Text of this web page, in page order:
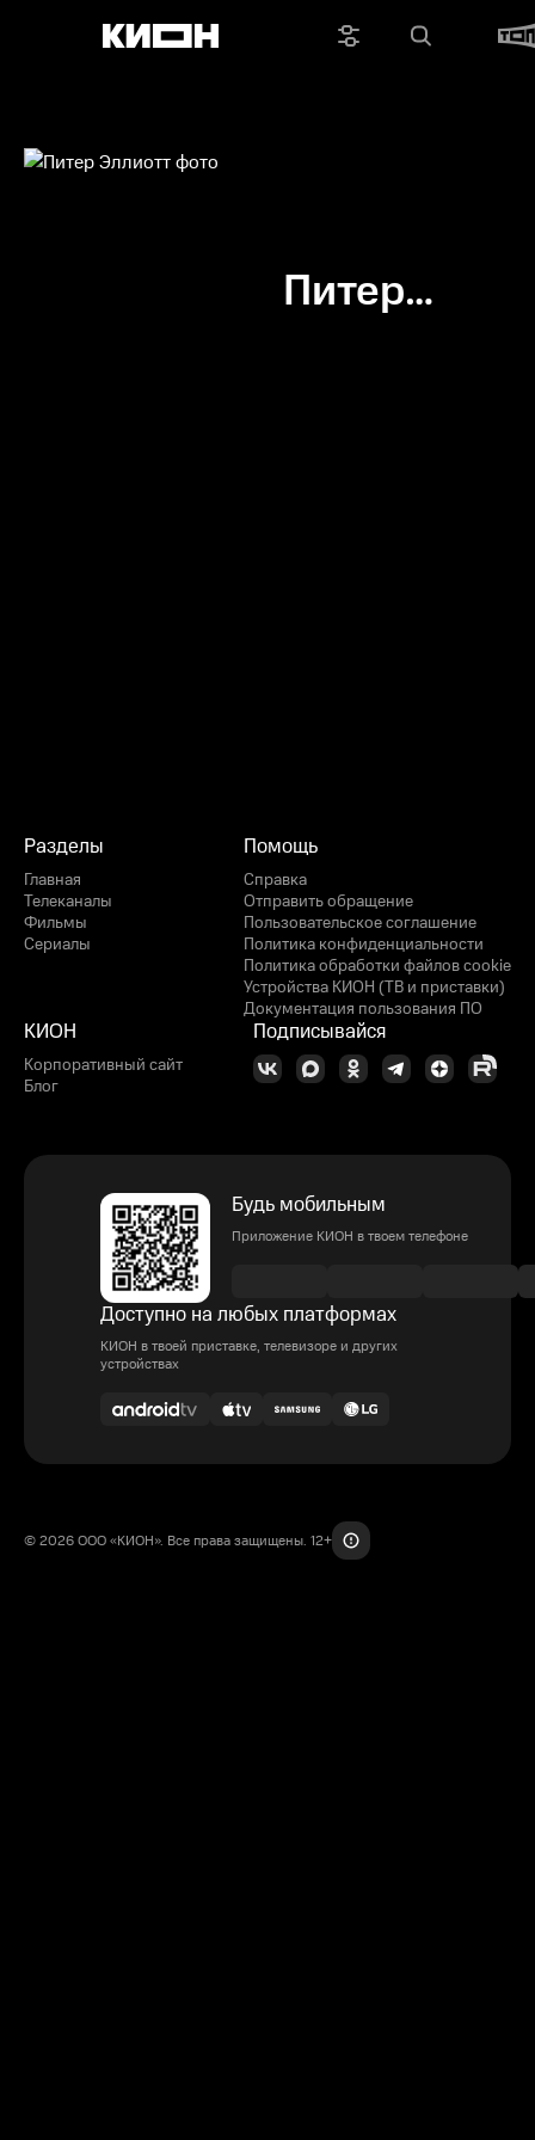
Питер
Разделы
Главная
Телеканалы
Фильмы
Сериалы
Помощь
Справка
Отправить обращение
Пользовательское соглашение
Политика конфиденциальности
Политика обработки файлов cookie
Устройства КИОН (ТВ и приставки)
Документация пользования ПО
КИОН
Корпоративный сайт
Блог
Подписывайся
Будь мобильным
Приложение КИОН в твоем телефоне
Доступно на любых платформах
КИОН в твоей приставке, телевизоре и других
устройствах
© 2026 ООО «КИОН». Все права защищены. 12+